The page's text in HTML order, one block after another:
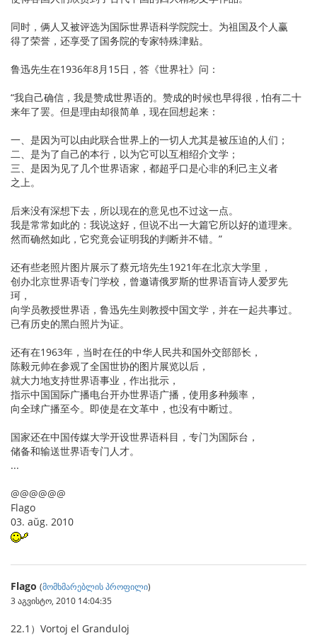
同时，俩人又被评选为国际世界语科学院院士。为祖国及个人赢
得了荣誉，还享受了国务院的专家特殊津贴。
鲁迅先生在1936年8月15日，答《世界社》问：
“我自己确信，我是赞成世界语的。赞成的时候也早得很，怕有二十
来年了罢。但是理由却很简单，现在回想起来：
一、是因为可以由此联合世界上的一切人尤其是被压迫的人们；
二、是为了自己的本行，以为它可以互相绍介文学；
三、是因为见了几个世界语家，都超乎口是心非的利己主义者
之上。
后来没有深想下去，所以现在的意见也不过这一点。
我是常常如此的：我说这好，但说不出一大篇它所以好的道理来。
然而确然如此，它究竟会证明我的判断并不错。”
还有些老照片图片展示了蔡元培先生1921年在北京大学里，
创办北京世界语专门学校，曾邀请俄罗斯的世界语盲诗人爱罗先
珂，
向学员教授世界语，鲁迅先生则教授中国文学，并在一起共事过。
已有历史的黑白照片为证。
还有在1963年，当时在任的中华人民共和国外交部部长，
陈毅元帅在参观了全国世协的图片展览以后，
就大力地支持世界语事业，作出批示，
指示中国国际广播电台开办世界语广播，使用多种频率，
向全球广播至今。即使是在文革中，也没有中断过。
国家还在中国传媒大学开设世界语科目，专门为国际台，
储备和输送世界语专门人才。
...
@@@@@@
Flago
03. aŭg. 2010
Flago (მომხმარებლის პროფილი)
3 აგვისტო, 2010 14:04:35
22.1）Vortoj el Granduloj